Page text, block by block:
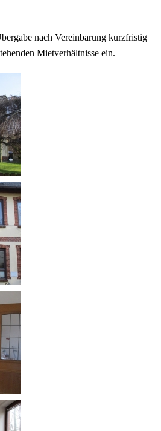
nach Vereinbarung kurzfristig
Mietverhältnisse ein.